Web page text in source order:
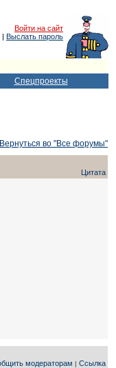
Войти на сайт
| Выслать пароль
Спецпроекты
Вернуться во "Все форумы"
Цитата
модераторам | Ссылка